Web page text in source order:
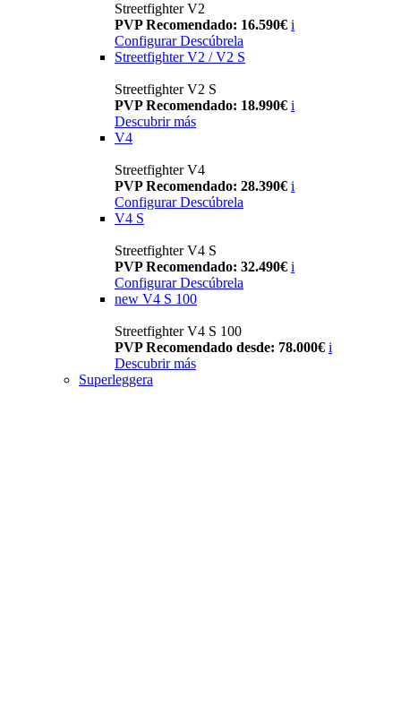
Streetfighter V2
PVP Recomendado: 16.590€ i
Configurar Descúbrela
Streetfighter V2 / V2 S
Streetfighter V2 S
PVP Recomendado: 18.990€ i
Descubrir más
V4
Streetfighter V4
PVP Recomendado: 28.390€ i
Configurar Descúbrela
V4 S
Streetfighter V4 S
PVP Recomendado: 32.490€ i
Configurar Descúbrela
new V4 S 100
Streetfighter V4 S 100
PVP Recomendado desde: 78.000€ i
Descubrir más
Superleggera